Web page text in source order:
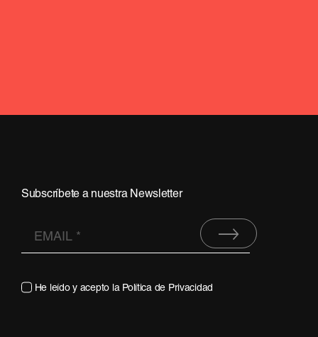
Subscríbete a nuestra Newsletter
He leído y acepto la Política de Privacidad